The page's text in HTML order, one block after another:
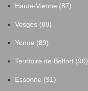
Haute-Vienne (87)
Vosges (88)
Yonne (89)
Territoire de Belfort (90)
Essonne (91)